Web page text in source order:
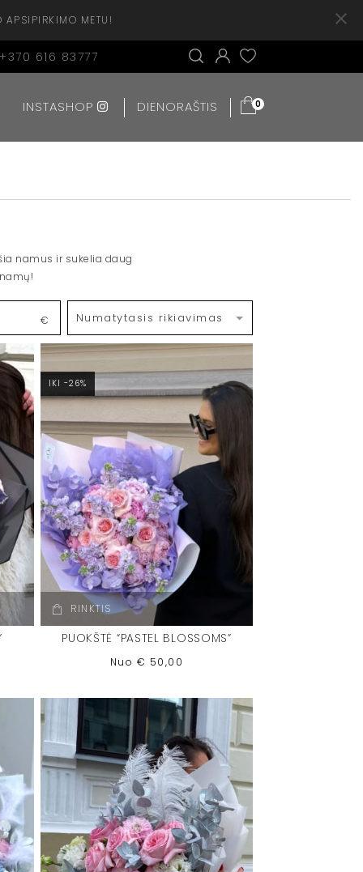
APSIPIRKIMO METU!
+370 616 83777
INSTASHOP DIENORAŠTIS 0
namus ir sukelia daug
€
RINKTIS
IKI -26%
PUOKŠTĖ “PASTEL BLOSSOMS”
Nuo € 50,00